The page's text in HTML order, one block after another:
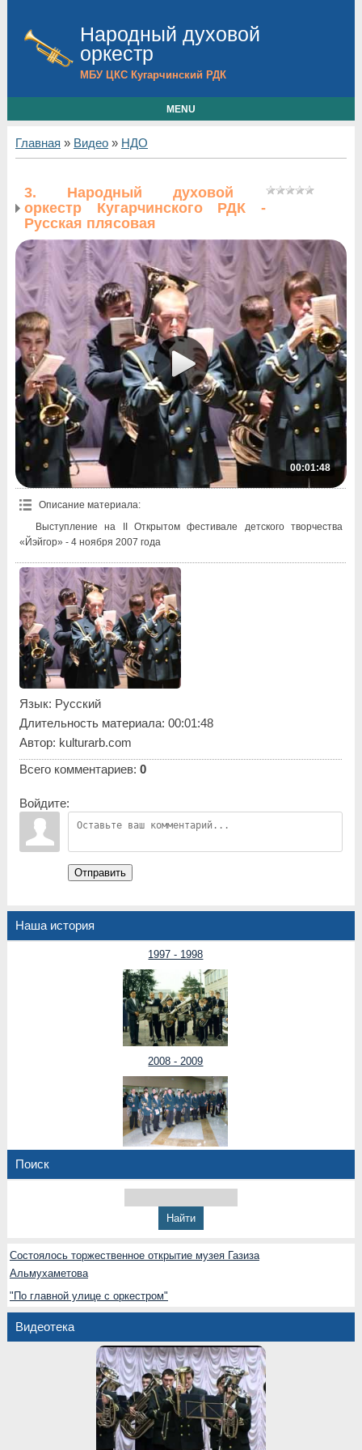
Народный духовой
оркестр
МБУ ЦКС Кугарчинский РДК
MENU
Главная » Видео» НДО
3. Народный духовой
оркестр Кугарчинского РДК -
Русская плясовая
00:01:48
Описание материала:
Выступление на II Открытом фестивале детского творчества
«Йэйгор» - 4 ноября 2007 года
Язык: Русский
Длительность материала: 00:01:48
Автор: kulturarb.com
Всего комментариев: 0
Войдите:
Отправить
Наша история
1997 - 1998
2008 - 2009
Поиск
Состоялось торжественное открытие музея Газиза
Альмухаметова
"По главной улице с оркестром"
Видеотека